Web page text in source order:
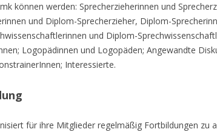
können werden: Sprecherzieherinnen und
und Diplom-Sprecherzieher, Diplom-
und Diplom-
Logopädinnen und Logopäden; Angewandte
Interessierte.
für ihre Mitglieder regelmäßig Fortbildungen zu